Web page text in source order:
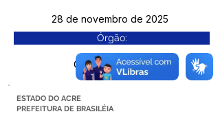
28 de novembro de 2025
Órgão:
Gab. Prefeito(a)
ESTADO DO ACRE
PREFEITURA DE BRASILÉIA